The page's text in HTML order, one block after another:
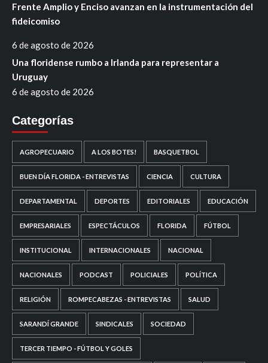
Frente Amplio y Enciso avanzan en la instrumentación del
fideicomiso
6 de agosto de 2026
Una floridense rumbo a Irlanda para representar a
Uruguay
6 de agosto de 2026
Categorías
AGROPECUARIO A LOS BOTES! BASQUETBOL
BUEN DÍA FLORIDA - ENTREVISTAS CIENCIA CULTURA
DEPARTAMENTAL DEPORTES EDITORIALES EDUCACIÓN
EMPRESARIALES ESPECTÁCULOS FLORIDA FÚTBOL
INSTITUCIONAL INTERNACIONALES NACIONAL
NACIONALES PODCAST POLICIALES POLÍTICA
RELIGIÓN ROMPECABEZAS - ENTREVISTAS SALUD
SARANDÍ GRANDE SINDICALES SOCIEDAD
TERCER TIEMPO - FÚTBOL Y GOLES